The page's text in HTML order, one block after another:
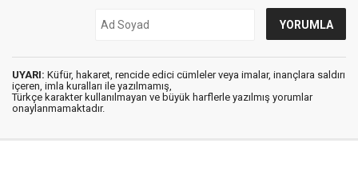
UYARI: Küfür, hakaret, rencide edici cümleler veya imalar, inançlara saldırı
içeren, imla kuralları ile yazılmamış,
Türkçe karakter kullanılmayan ve büyük harflerle yazılmış yorumlar
onaylanmamaktadır.